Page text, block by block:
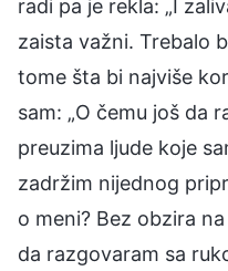
radi pa je rekla: „I
zaista važni. Trebalo
tome šta bi najviše
sam: „O čemu još da
preuzima ljude koje
zadržim nijednog
o meni? Bez obzira
da razgovaram sa